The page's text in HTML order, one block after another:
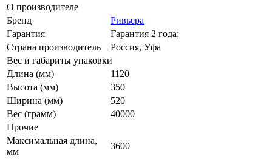
О производителе
Бренд
Ривьера
Гарантия
Гарантия 2 года;
Страна производитель
Россия, Уфа
Вес и габариты упаковки
Длина (мм)
1120
Высота (мм)
350
Ширина (мм)
520
Вес (грамм)
40000
Прочие
Максимальная длина,
мм
3600